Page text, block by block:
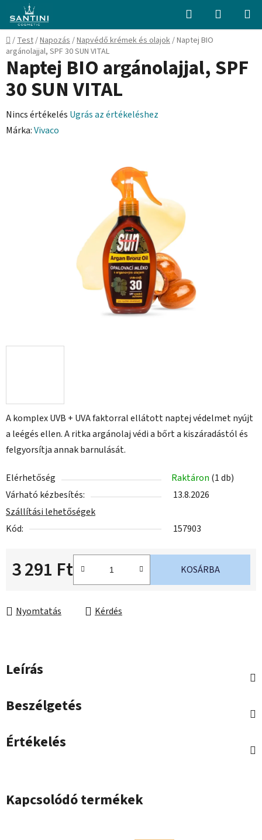
fő
tartalomhoz
Keresés KOSÁR
Kezdőlap
/Test/Napozás/Napvédő krémek és olajok/Naptej BIO
argánolajjal, SPF 30 SUN VITAL
A komplex UVB + UVA faktorral ellátott naptej védelmet nyújt
a leégés ellen. A ritka argánolaj védi a bőrt a kiszáradástól és
felgyorsítja annak barnulását.
Elérhetőség Raktáron (1 db)
Várható kézbesítés:
13.8.2026
Szállítási lehetőségek
Kód:
157903
3 291 Ft KOSÁRBA
Nyomtatás Kérdés
Naptej BIO argánolajjal, SPF
30 SUN VITAL
A
termék
Nincs értékelés Ugrás az értékeléshez
Márka:Vivaco
Leírás
Beszélgetés
Értékelés
Kapcsolódó termékek